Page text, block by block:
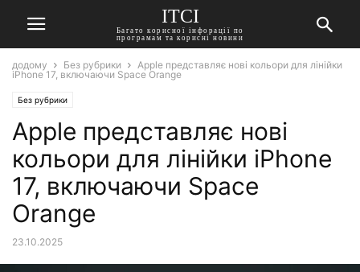
ITCI
Багато корисної інфорації по
програмам та корисні новини
додому Без рубрики
Apple представляє нові кольори для лінійки
iPhone 17, включаючи Space Orange
Без рубрики
Apple представляє нові
кольори для лінійки iPhone
17, включаючи Space
Orange
23.10.2025